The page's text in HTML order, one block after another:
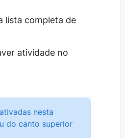
lista completa de
atividade no
nesta
do canto superior